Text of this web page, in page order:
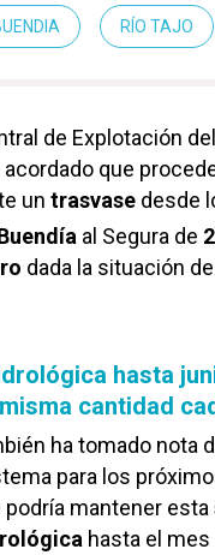
RÍO TAJO
de Explotación
acordado que
un trasvase desde
al Segura de
dada la situación
hasta
cantidad
ha tomado nota
para los
mantener esta
hasta el mes